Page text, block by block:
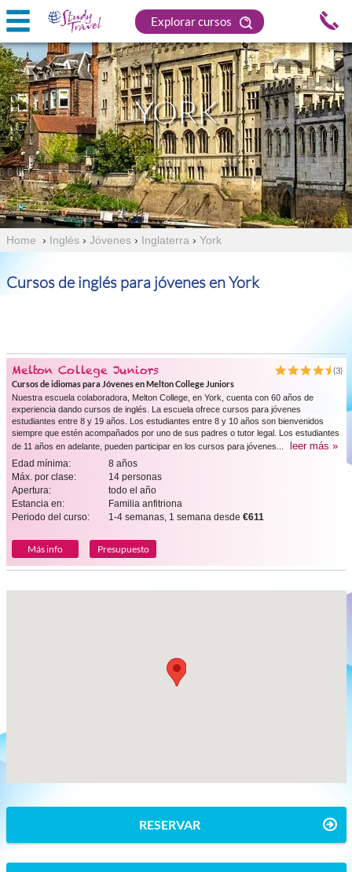
Explorar cursos
YORK
Home › Inglés › Jóvenes › Inglaterra › York
Cursos de inglés para jóvenes en York
Melton College Juniors
(3)
Cursos de idiomas para Jóvenes en Melton College Juniors
Nuestra escuela colaboradora, Melton College, en York, cuenta con 60 años de
experiencia dando cursos de inglés. La escuela ofrece cursos para jóvenes
estudiantes entre 8 y 19 años. Los estudiantes entre 8 y 10 años son bienvenidos
siempre que estén acompañados por uno de sus padres o tutor legal. Los estudiantes
de 11 años en adelante, pueden participar en los cursos para jóvenes...
leer más »
Edad mínima:
8 años
Máx. por clase:
14 personas
Apertura:
todo el año
Estancia en:
Familia anfitriona
Periodo del curso:
1-4 semanas, 1 semana desde €611
Más info Presupuesto
RESERVAR